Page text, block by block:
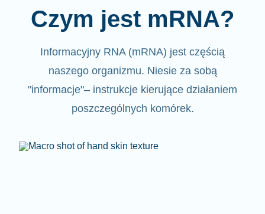
Czym jest mRNA?
Informacyjny RNA (mRNA) jest częścią
naszego organizmu. Niesie za sobą
"informacje"– instrukcje kierujące działaniem
poszczególnych komórek.